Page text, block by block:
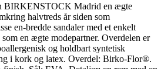
BIRKENSTOCK Madrid en ægte
halvtreds år siden som
en-bredde sandaler med et enkelt
en ægte modepartner. Overdelen er
og holdbart syntetisk
i kork og latex. Overdel: Birko-Flor®.